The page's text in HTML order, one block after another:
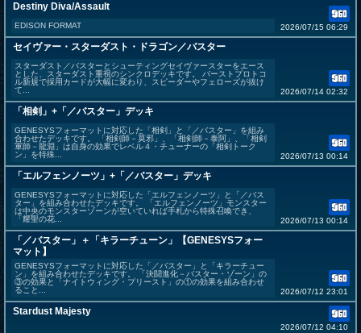
Destiny Diva/Assault
EDISON FORMAT 2026/07/15 06:29
セイヴァー・スターダスト・ドラゴン／バスター
スターダスト／バスターとシューティングセイヴァースターをエース
とした、スターダスト重視のシンクロデッキです。 バーストプロトコ
ル新規で採用カードが大幅に変わり、スピーダーやフェローズが抜け
て...
2026/07/14 02:32
「相剣」+「／バスター」デッキ
GENESYSフォーマットに対応した「相剣」と「／バスター」を組み
合わせたデッキです。 「相剣師－莫邪」、「相剣師－泰阿」、「相剣
軍師－龍淵」は自身の効果でレベル４・チューナーの「相剣トーク
ン」を特殊...
2026/07/13 00:14
「エルフェンノーツ」+「／バスター」デッキ
GENESYSフォーマットに対応した「エルフェンノーツ」と「／バス
ター」を組み合わせたデッキです。 「エルフェンノーツ」モンスター
は中央のモンスターゾーンが空いていれば手札から特殊召喚でき、
「耀聖の花...
2026/07/13 00:14
「／バスター」＋「キラーチューン」【GENESYSフォー
マット】
GENESYSフォーマットに対応した「／バスター」と「キラーチュー
ン」を組み合わせたデッキです。 「決闘進化－バスター・ゾーン」の
③の効果と「ナイトウィング・プリースト」の①の効果を組み合わせ
ること...
2026/07/12 23:01
Stardust Majesty
2026/07/12 04:10